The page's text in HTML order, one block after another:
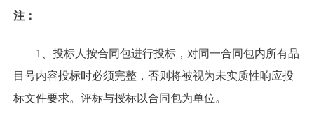
注：
1、投标人按合同包进行投标，对同一合同包内所有品
目号内容投标时必须完整，否则将被视为未实质性响应投
标文件要求。评标与授标以合同包为单位。